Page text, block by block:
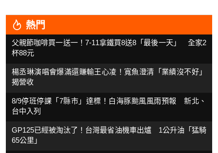
熱門
父親節咖啡買一送一！7-11拿鐵買8送8「最後一天」 全家2
杯88元
楊丞琳演唱會爆滿還賺輸王心凌！寬魚澄清「業績沒不好」
揭營收
8/9停班停課「7縣市」達標！白海豚颱風風雨預報 新北、
台中入列
GP125已經被淘汰了！台灣最省油機車出爐 1公升油「猛騎
65公里」